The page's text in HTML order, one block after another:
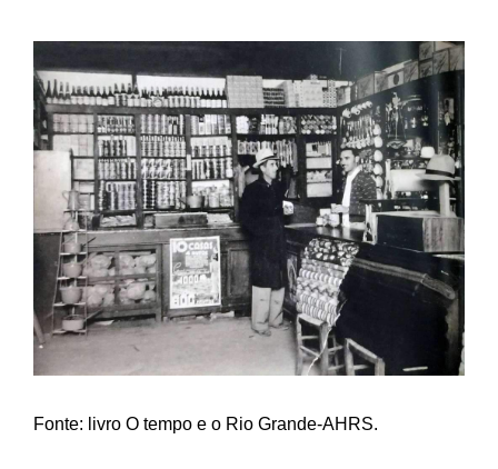
Fonte: livro O tempo e o Rio Grande-AHRS.